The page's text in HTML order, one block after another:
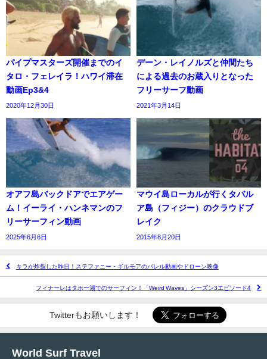
パイプマスターズ開催までのイ
タロ・フェレイラ！ハワイ滞在
動画Ep3&4
2020年12月30日
デーン・レイノルズと仲間たち
による過去のお蔵入りとなった
フリーサーフ動画
2021年3月14日
オアフ島バックドアでエアゲー
ム！イーライ・ハンネマンのフ
リーサーフィン動画
2025年6月6日
マウイ島ローカルが行くタバル
ア島（フィジー）のクラウドブ
レイク
2015年8月20日
キラが炸裂した昨日！ステファニー・ギルモアのバレル動画やドローン映像
フィナーレはタホー湖でのサーフィン！「Weird Waves」シーズン3エピソード4
Twitterもお願いします！
World Surf Travel